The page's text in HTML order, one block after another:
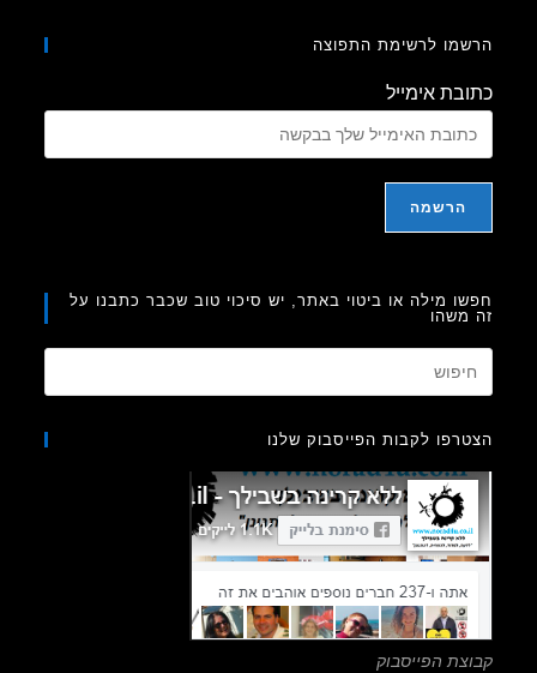
לרשימת התפוצה
אימייל
מילה או ביטוי באתר, יש סיכוי טוב שכבר כתבנו על
Escape
לקבות הפייסבוק שלנו
הפייסבוק